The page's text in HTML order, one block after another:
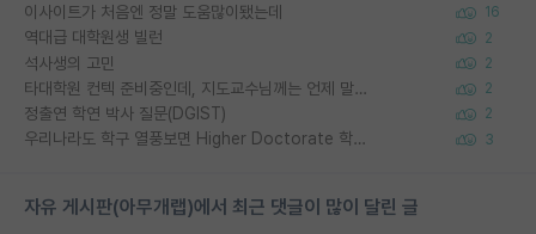
이사이트가 처음엔 정말 도움많이됐는데 16
역대급 대학원생 빌런 2
석사생의 고민 2
타대학원 컨텍 준비중인데, 지도교수님께는 언제 말씀드려야 할까요? 2
정출연 학연 박사 질문(DGIST) 2
우리나라도 학구 열풍보면 Higher Doctorate 학위가 필요하다고 봅니다. 3
자유 게시판(아무개랩)에서 최근 댓글이 많이 달린 글